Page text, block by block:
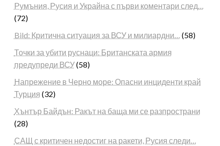
Румъния, Русия и Украйна с първи коментари след…
(72)
Bild: Критична ситуация за ВСУ и милиардни… (58)
Точки за убити руснаци: Британската армия
предупреди ВСУ(58)
Напрежение в Черно море: Опасни инциденти край
Турция (32)
Хънтър Байдън: Ракът на баща ми се разпространи
(28)
САЩ с критичен недостиг на ракети, Русия следи…